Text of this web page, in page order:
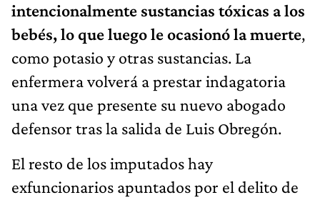
intencionalmente sustancias tóxicas a los
bebés, lo que luego le ocasionó la muerte,
como potasio y otras sustancias. La
enfermera volverá a prestar indagatoria
una vez que presente su nuevo abogado
defensor tras la salida de Luis Obregón.
El resto de los imputados hay
exfuncionarios apuntados por el delito de